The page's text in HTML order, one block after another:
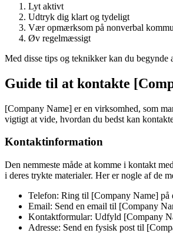
Lyt aktivt
Udtryk dig klart og tydeligt
Vær opmærksom på nonverbal
Øv regelmæssigt
Med disse tips og teknikker kan du
Guide til at kontakte
[Company Name] er en virksomhed, som
vigtigt at vide, hvordan du bedst kan
Kontaktinformation
Den nemmeste måde at komme i kontakt
i deres trykte materialer. Her er nogle af de
Telefon: Ring til [Company Name] på
Email: Send en email til [Company
Kontaktformular: Udfyld [Company
Adresse: Send en fysisk post til